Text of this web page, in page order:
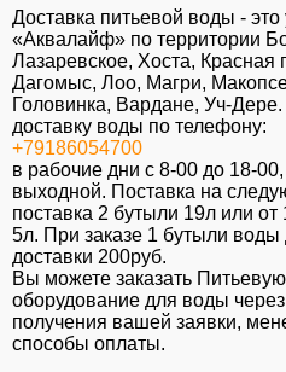
Доставка питьевой воды - это
«Аквалайф» по территории
Лазаревское, Хоста, Красная
Дагомыс, Лоо, Магри,
Головинка, Вардане, Уч-
доставку воды по телефону:
+79186054700
в рабочие дни с 8-00 до 18-
выходной. Поставка на
поставка 2 бутыли 19л или
5л. При заказе 1 бутыли воды
доставки 200руб.
Вы можете заказать
оборудование для воды через
получения вашей заявки,
способы оплаты.